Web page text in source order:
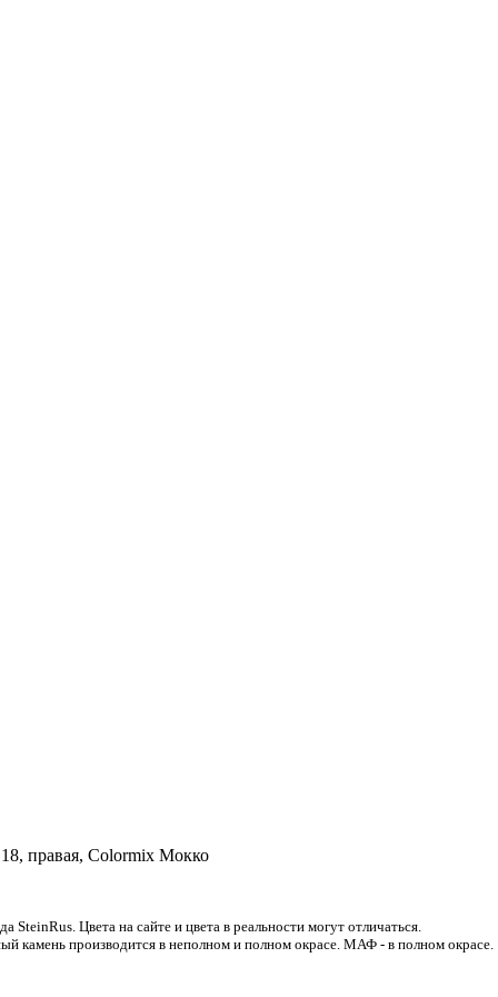
правая, Сolormix Мокко
SteinRus. Цвета на сайте и цвета в реальности могут отличаться.
камень производится в неполном и полном окрасе. МАФ - в полном окрасе.